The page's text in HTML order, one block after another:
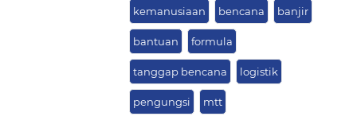
kemanusiaan bencana banjir
bantuan formula
tanggap bencana logistik
pengungsi mtt